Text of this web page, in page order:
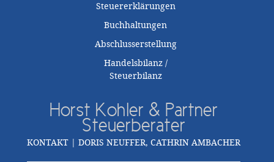
Steuererklärungen
Buchhaltungen
Abschlusserstellung
Handelsbilanz /
Steuerbilanz
Horst Kohler & Partner
Steuerberater
KONTAKT | DORIS NEUFFER, CATHRIN AMBACHER